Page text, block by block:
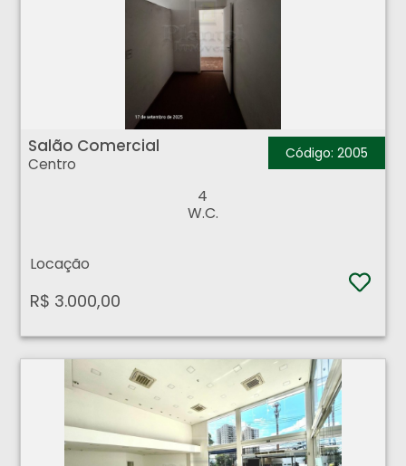
Salão Comercial - Centro - Ribeirão Preto
Salão Comercial
Centro
Código: 2005
4
W.C.
Locação
R$ 3.000,00